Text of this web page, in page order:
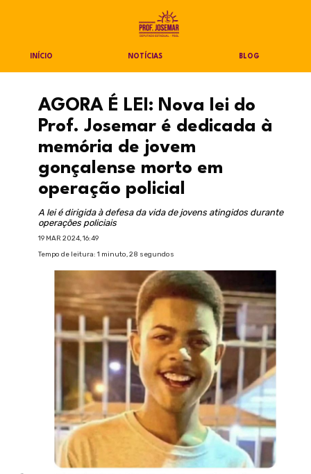
INÍCIO NOTÍCIAS BLOG
AGORA É LEI: Nova lei do
Prof. Josemar é dedicada à
memória de jovem
gonçalense morto em
operação policial
A lei é dirigida à defesa da vida de jovens atingidos durante
operações policiais
19 MAR 2024, 16:49
Tempo de leitura: 1 minuto, 28 segundos